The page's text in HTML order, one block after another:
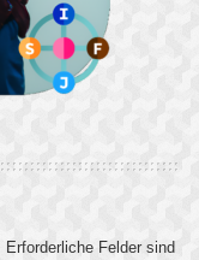
Erforderliche Felder sind